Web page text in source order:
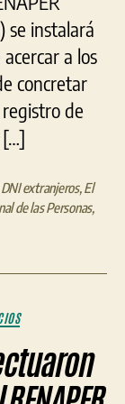
se instalará
a los
concretar
de
[…]
DNI extranjeros,El
de las Personas,